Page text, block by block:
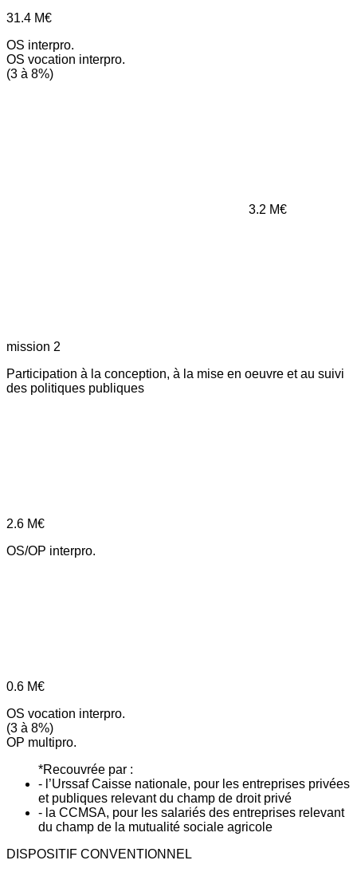
31.4 M€
OS interpro.
OS vocation interpro.
(3 à 8%)
3.2 M€
mission 2
Participation à la conception, à la mise en oeuvre et au suivi
des politiques publiques
2.6 M€
OS/OP interpro.
0.6 M€
OS vocation interpro.
(3 à 8%)
OP multipro.
*Recouvrée par :
- l’Urssaf Caisse nationale, pour les entreprises privées
et publiques relevant du champ de droit privé
- la CCMSA, pour les salariés des entreprises relevant
du champ de la mutualité sociale agricole
DISPOSITIF CONVENTIONNEL